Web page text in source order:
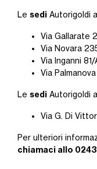
Le sedi Autorigoldi
Via Gallarate
Via Novara
Via Inganni 81/
Via
Le sedi Autorigoldi
Via G. Di
Per ulteriori
chiamaci allo